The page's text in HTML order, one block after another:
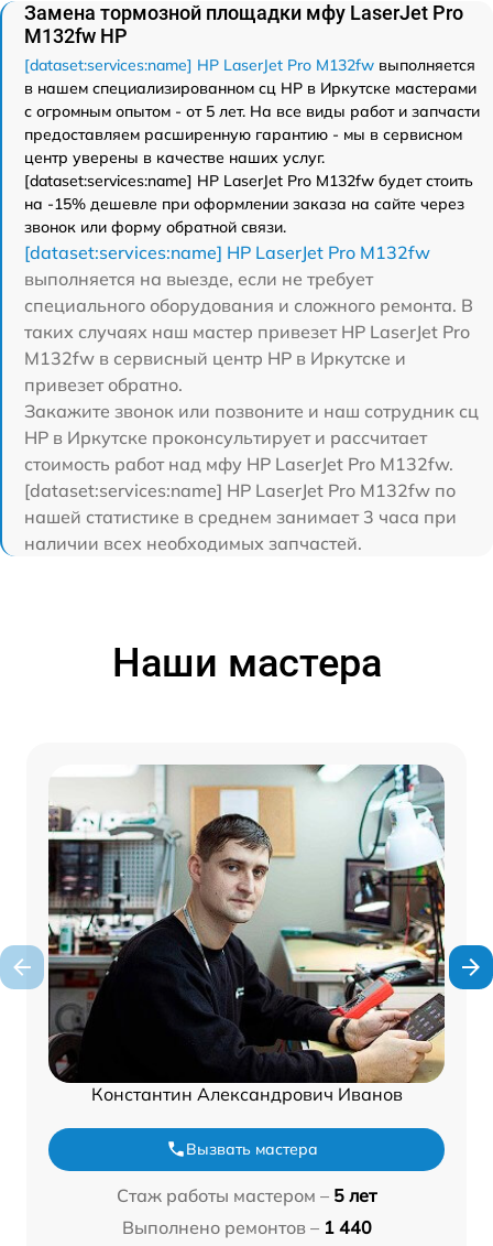
Замена тормозной площадки мфу LaserJet Pro
M132fw HP
[dataset:services:name] HP LaserJet Pro M132fw выполняется
в нашем специализированном сц HP в Иркутске мастерами
с огромным опытом - от 5 лет. На все виды работ и запчасти
предоставляем расширенную гарантию - мы в сервисном
центр уверены в качестве наших услуг.
[dataset:services:name] HP LaserJet Pro M132fw будет стоить
на -15% дешевле при оформлении заказа на сайте через
звонок или форму обратной связи.
[dataset:services:name] HP LaserJet Pro M132fw
выполняется на выезде, если не требует
специального оборудования и сложного ремонта. В
таких случаях наш мастер привезет HP LaserJet Pro
M132fw в сервисный центр HP в Иркутске и
привезет обратно.
Закажите звонок или позвоните и наш сотрудник сц
HP в Иркутске проконсультирует и рассчитает
стоимость работ над мфу HP LaserJet Pro M132fw.
[dataset:services:name] HP LaserJet Pro M132fw по
нашей статистике в среднем занимает 3 часа при
наличии всех необходимых запчастей.
Наши мастера
Константин Александрович Иванов
Вызвать мастера
Стаж работы мастером – 5 лет
Выполнено ремонтов – 1 440